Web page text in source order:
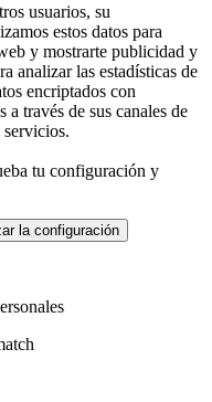
usuarios, su
estos datos para
y mostrarte publicidad y
analizar las estadísticas de
encriptados con
a través de sus canales de
tu configuración y
la configuración